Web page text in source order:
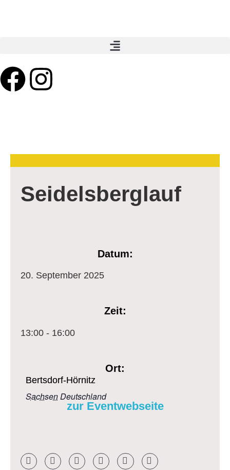
Seidelsberglauf
Datum:
20. September 2025
Zeit:
13:00 - 16:00
Ort:
Bertsdorf-Hörnitz
SachsenDeutschland
zur Eventwebseite